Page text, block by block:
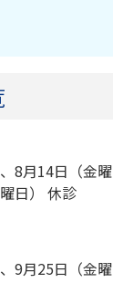
8月14日（金曜
日） 休診
9月25日（金曜